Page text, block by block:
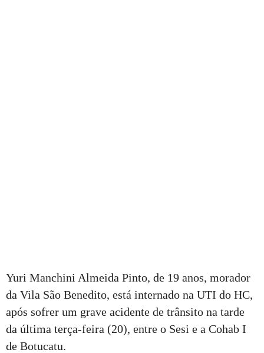
Yuri Manchini Almeida Pinto, de 19 anos, morador
da Vila São Benedito, está internado na UTI do HC,
após sofrer um grave acidente de trânsito na tarde
da última terça-feira (20), entre o Sesi e a Cohab I
de Botucatu.